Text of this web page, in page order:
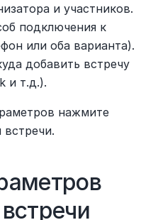
и участников.
подключения к
или оба варианта).
добавить встречу
и т.д.).
нажмите
встречи.